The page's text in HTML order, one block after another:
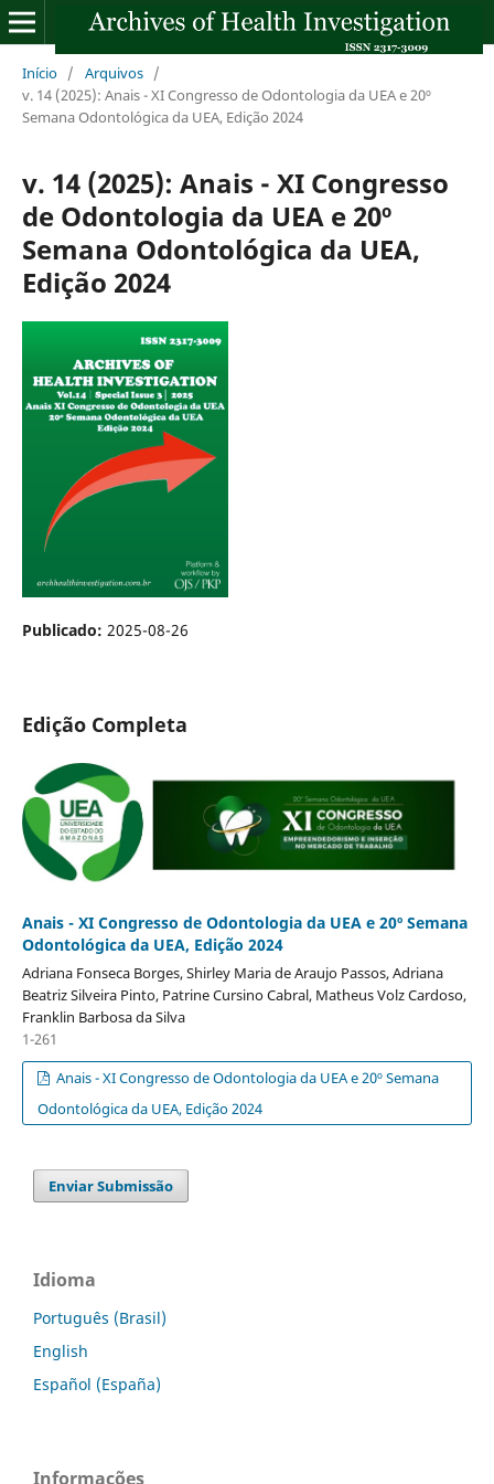
Início / Arquivos /
v. 14 (2025): Anais - XI Congresso de Odontologia da UEA e 20º
Semana Odontológica da UEA, Edição 2024
v. 14 (2025): Anais - XI Congresso
de Odontologia da UEA e 20º
Semana Odontológica da UEA,
Edição 2024
Publicado: 2025-08-26
Edição Completa
Anais - XI Congresso de Odontologia da UEA e 20º Semana
Odontológica da UEA, Edição 2024
Adriana Fonseca Borges, Shirley Maria de Araujo Passos, Adriana
Beatriz Silveira Pinto, Patrine Cursino Cabral, Matheus Volz Cardoso,
Franklin Barbosa da Silva
1-261
Anais - XI Congresso de Odontologia da UEA e 20º Semana
Odontológica da UEA, Edição 2024
Enviar Submissão
Idioma
Português (Brasil)
English
Español (España)
Informações